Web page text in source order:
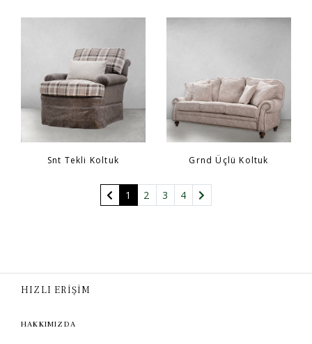
Snt Tekli Koltuk Grnd Üçlü Koltuk
1 (current)
2 3 4
HIZLI ERİŞİM
HAKKIMIZDA